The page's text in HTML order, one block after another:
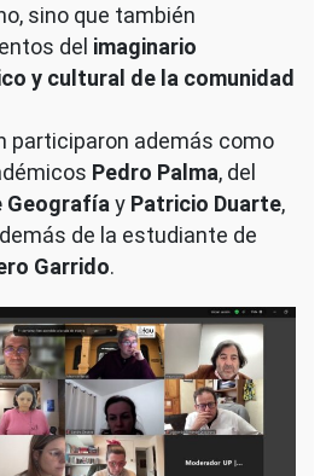
sino que también
del imaginario
y cultural de la comunidad
participaron además como
Pedro Palma, del
Geografía y Patricio Duarte,
de la estudiante de
Garrido.